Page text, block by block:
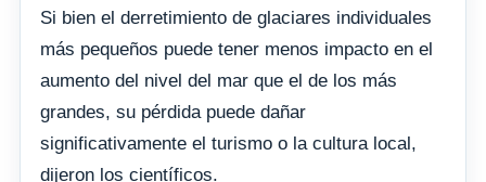
Si bien el derretimiento de glaciares individuales
más pequeños puede tener menos impacto en el
aumento del nivel del mar que el de los más
grandes, su pérdida puede dañar
significativamente el turismo o la cultura local,
dijeron los científicos.